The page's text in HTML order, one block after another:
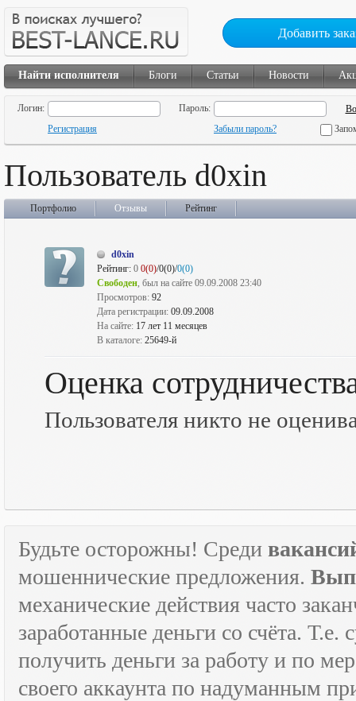
Добавить
Найти исполнителя Блоги Статьи Новости
Логин:
Пароль:
Регистрация
Забыли пароль?
Пользователь d0xin
Портфолио Отзывы Рейтинг
d0xin
Рейтинг: 0 0(0)/0(0)/0(0)
Свободен, был на сайте 09.09.2008 23:40
Просмотров: 92
Дата регистрации: 09.09.2008
На сайте: 17 лет 11 месяцев
В каталоге: 25649-й
Оценка
Пользователя никто не
Будьте осторожны! Среди
мошеннические предложения.
механические действия часто
заработанные деньги со счёта.
получить деньги за работу и по
своего аккаунта по надуманным